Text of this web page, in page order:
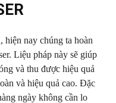
hiện nay chúng ta hoàn
Liệu pháp này sẽ giúp
và thu được hiệu quả
và hiệu quả cao. Đặc
ngày không cần lo